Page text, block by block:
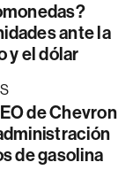
ante la
y el dólar
de Chevron
de gasolina